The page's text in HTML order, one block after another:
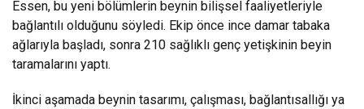
Essen, bu yeni bölümlerin beynin bilişsel faaliyetleriyle
bağlantılı olduğunu söyledi. Ekip önce ince damar tabaka
ağlarıyla başladı, sonra 210 sağlıklı genç yetişkinin beyin
taramalarını yaptı.
İkinci aşamada beynin tasarımı, çalışması, bağlantısallığı ya